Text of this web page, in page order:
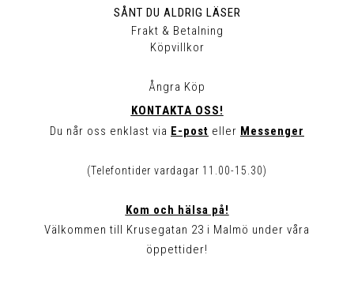
SÅNT DU ALDRIG LÄSER
Frakt & Betalning
Köpvillkor
Ångra Köp
KONTAKTA OSS!
Du når oss enklast via E-post eller Messenger
(Telefontider vardagar 11.00-15.30)
Kom och hälsa på!
Välkommen till Krusegatan 23 i Malmö under våra
öppettider!